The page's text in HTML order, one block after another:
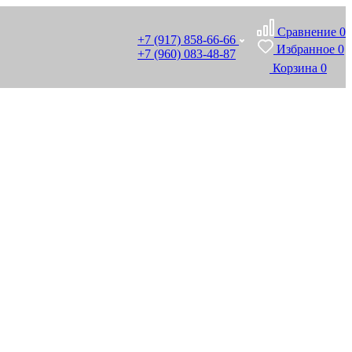
+7 (917) 858-66-66
+7 (960) 083-48-87
Сравнение 0
Избранное 0
Корзина 0